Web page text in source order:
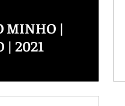
MINHO |
| 2021